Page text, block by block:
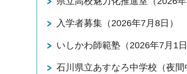
入学者募集（2026年7月8日）
いしかわ師範塾（2026年7月1日
石川県立あすなろ中学校（夜間